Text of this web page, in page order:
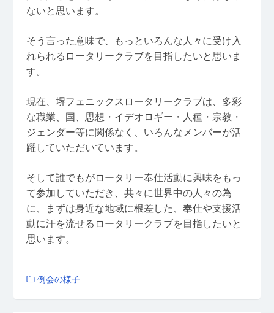
ないと思います。
そう言った意味で、もっといろんな人々に受け入
れられるロータリークラブを目指したいと思いま
す。
現在、堺フェニックスロータリークラブは、多彩
な職業、国、思想・イデオロギー・人種・宗教・
ジェンダー等に関係なく、いろんなメンバーが活
躍していただいています。
そして誰でもがロータリー奉仕活動に興味をもっ
て参加していただき、共々に世界中の人々の為
に、まずは身近な地域に根差した、奉仕や支援活
動に汗を流せるロータリークラブを目指したいと
思います。
例会の様子